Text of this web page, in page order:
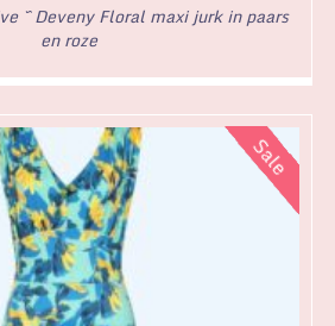
~ Deveny Floral maxi jurk in paars
en roze